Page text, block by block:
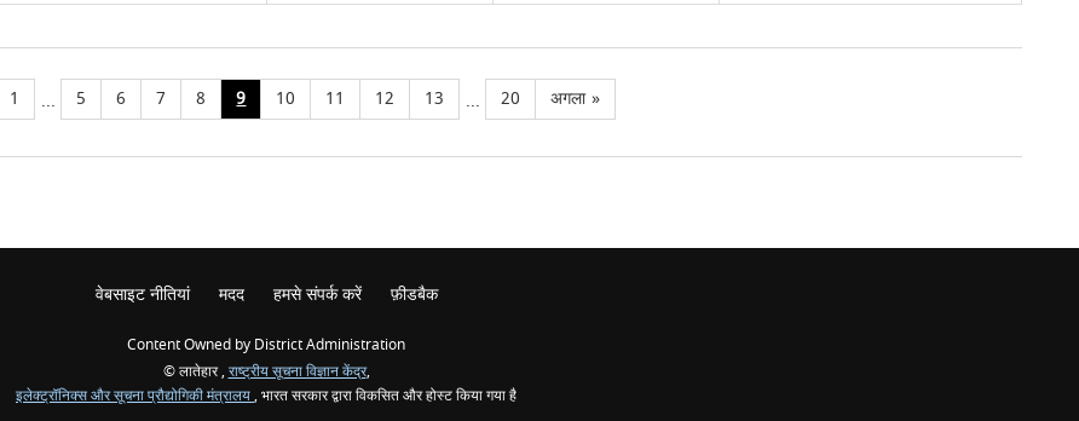
1 ... 5 6 7 8 9 10 11 12 13 ... 20 अगला »
वेबसाइट नीतियां मदद हमसे संपर्क करें फ़ीडबैक
Content Owned by District Administration
© लातेहार , राष्ट्रीय सूचना विज्ञान केंद्र,
इलेक्ट्रॉनिक्स और सूचना प्रौद्योगिकी मंत्रालय, भारत सरकार द्वारा विकसित और होस्ट किया गया है